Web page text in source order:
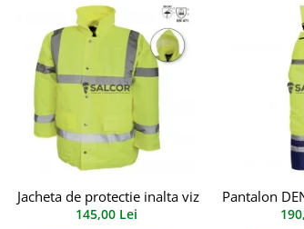
Jacheta de protectie inalta vizibilitate Bristol,
145,00 Lei
Pantalon